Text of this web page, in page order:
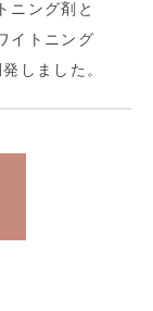
ニング剤と
イトニング
しました。